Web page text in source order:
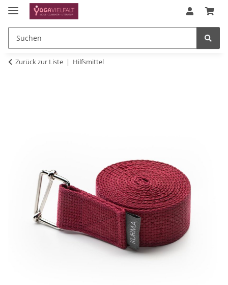
Zurück zur Liste Hilfsmittel